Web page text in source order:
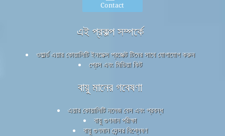
Contact
এই প্রকল্প সম্পর্কে
ওয়ার্ল্ড এয়ার কোয়ালিটি ইনডেক্স প্রজেক্ট টিমের সাথে যোগাযোগ করুন
প্রেস এবং মিডিয়া কিট
বায়ু মানের গবেষণা
এয়ার কোয়ালিটি নলেজ বেস এবং প্রবন্ধ
বায়ু গুণমান পরীক্ষা
বায়ু গুণমান সেন্সর বিশ্লেষণ